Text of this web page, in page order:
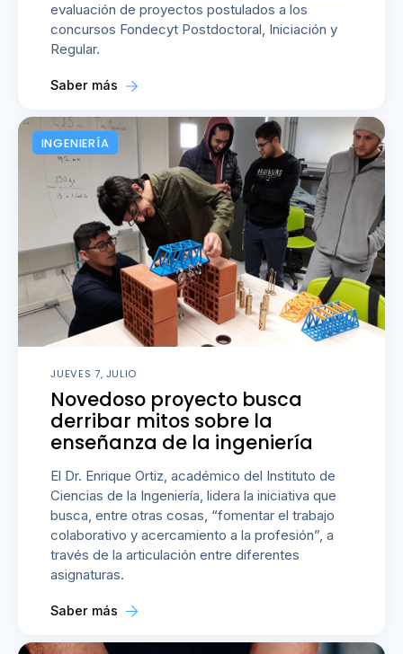
evaluación de proyectos postulados a los
concursos Fondecyt Postdoctoral, Iniciación y
Regular.
Saber más
INGENIERÍA
JUEVES 7, JULIO
Novedoso proyecto busca
derribar mitos sobre la
enseñanza de la ingeniería
El Dr. Enrique Ortiz, académico del Instituto de
Ciencias de la Ingeniería, lidera la iniciativa que
busca, entre otras cosas, “fomentar el trabajo
colaborativo y acercamiento a la profesión”, a
través de la articulación entre diferentes
asignaturas.
Saber más